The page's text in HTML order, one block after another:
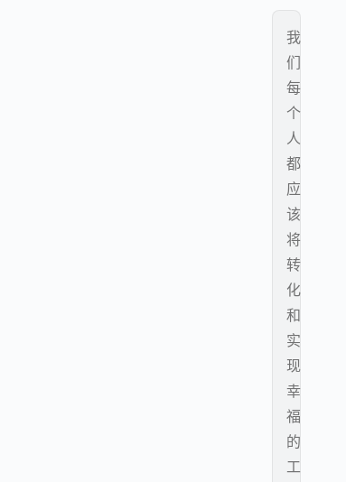
我
们
每
个
人
都
应
该
将
转
化
和
实
现
幸
福
的
工